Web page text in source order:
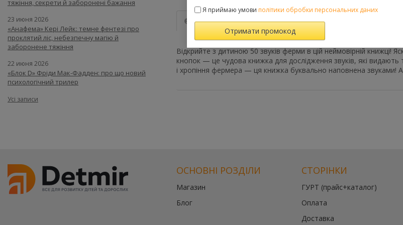
Опис Характеристики Відгуки
Відкрийте з дитиною 50 звуків ферми в цій неймовірній книжці!
кнопок — це чудова книжка для дослідження звуків, які видають
і хропіння фермера — ця книжка буквально наповнена звуками! А
тяжіння, секрети й заборонені бажання
23 июня 2026
«Анафема» Кері Лейк: темне фентезі про
проклятий ліс, небезпечну магію й
заборонене тяжіння
22 июня 2026
«Блок D» Фріди Мак-Фадден: про що новий
психологічний трилер
Усі записи
ОСНОВНІ РОЗДІЛИ
Магазин
Блог
СТОРІНКИ
ГУРТ (прайс+каталог)
Оплата
Доставка
Я приймаю умови політики обробки персональних даних